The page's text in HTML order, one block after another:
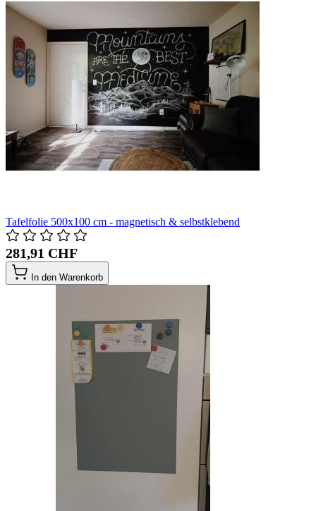
Tafelfolie 500x100 cm - magnetisch & selbstklebend
281,91 CHF
In den Warenkorb